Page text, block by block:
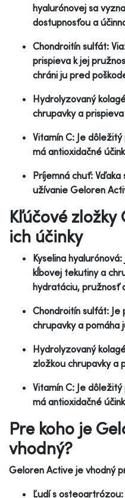
hyalurónovej sa
dostupnosťou a
Chondroitín sulfát:
prispieva k jej
chráni ju pred
Hydrolyzovaný
chrupavky a
Vitamín C: Je
má antioxidačné
Príjemná chuť:
užívanie Geloren
Kľúčové
ich účinky
Kyselina
kĺbovej tekutiny a
hydratáciu, pružnosť
Chondroitín sulfát:
chrupavky a pomáha
Hydrolyzovaný
zložkou chrupavky a
Vitamín C: Je
má antioxidačné
Pre koho je
vhodný?
Geloren Active je vhodný
Ľudí s